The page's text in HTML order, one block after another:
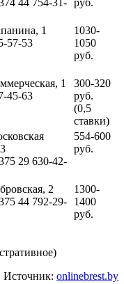
1
57-53
1030-
1050
руб.
1
45-63
300-320
руб.
(0,5
ставки)
29 630-42-
554-600
руб.
2
44 792-29-
1300-
1400
руб.
Источник: onlinebrest.by